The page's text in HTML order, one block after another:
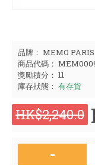
品牌： MEMO PARIS
商品代碼：
獎勵積分： 11
庫存狀態： 有存貨
HK$2,240.0
-